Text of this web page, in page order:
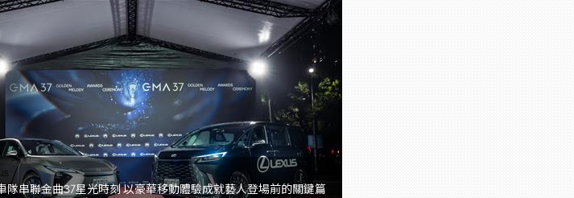
隊串聯金曲37星光時刻 以豪華移動體驗成就藝人登場前的關鍵篇